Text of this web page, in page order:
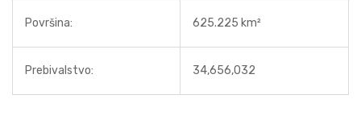
Površina: 625.225 km²
Prebivalstvo: 34,656,032